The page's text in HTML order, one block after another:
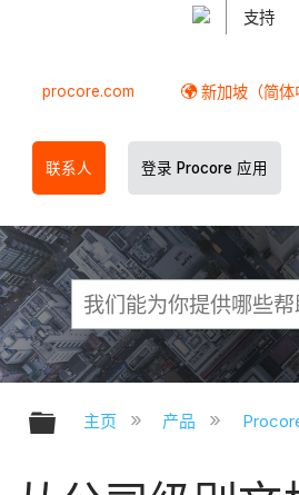
支持
procore.com 新加坡（简体
联系人 登录 Procore 应用
扩展/隐缩全局层次
主页 产品